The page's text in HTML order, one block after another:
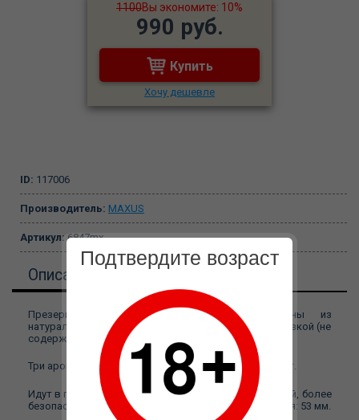
1100Вы экономите: 10%
990 руб.
Купить
Хочу дешевле
ID: 117006
Производитель: MAXUS
Артикул: 6847mx
Описание
Презервативы ароматизированные, изготовлены из
натурального латекса с накопителем и обильной смазкой (не
содержит спермицидов)
Три аромата: Банан. Клубника, и Баблгам. В кейсе 3 шт.
Идут в прочном кейсе, что защищает от повреждений, более
безопасное и долгое использование. Ширина изделия: 53 мм.
Подтвердите возраст